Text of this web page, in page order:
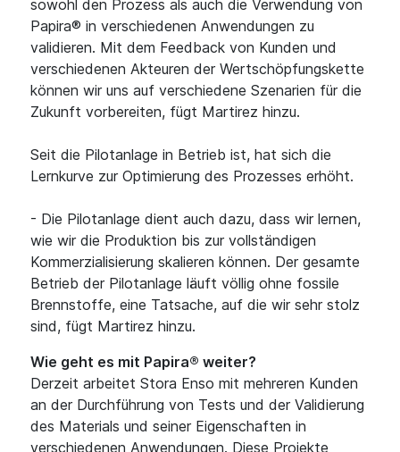
sowohl den Prozess als auch die Verwendung von
Papira® in verschiedenen Anwendungen zu
validieren. Mit dem Feedback von Kunden und
verschiedenen Akteuren der Wertschöpfungskette
können wir uns auf verschiedene Szenarien für die
Zukunft vorbereiten, fügt Martirez hinzu.
Seit die Pilotanlage in Betrieb ist, hat sich die
Lernkurve zur Optimierung des Prozesses erhöht.
- Die Pilotanlage dient auch dazu, dass wir lernen,
wie wir die Produktion bis zur vollständigen
Kommerzialisierung skalieren können. Der gesamte
Betrieb der Pilotanlage läuft völlig ohne fossile
Brennstoffe, eine Tatsache, auf die wir sehr stolz
sind, fügt Martirez hinzu.
Wie geht es mit Papira® weiter?
Derzeit arbeitet Stora Enso mit mehreren Kunden
an der Durchführung von Tests und der Validierung
des Materials und seiner Eigenschaften in
verschiedenen Anwendungen. Diese Projekte